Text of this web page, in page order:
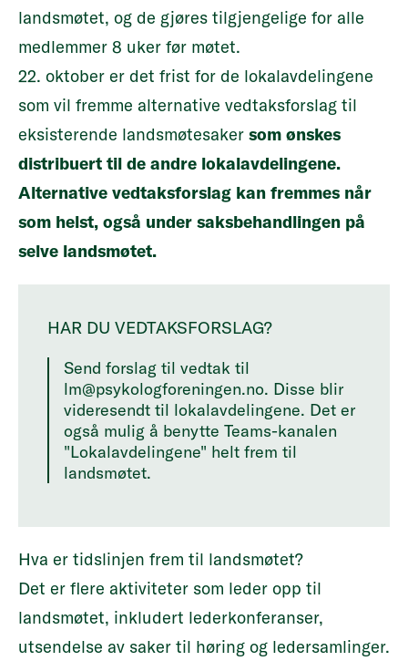
landsmøtet, og de gjøres tilgjengelige for alle
medlemmer 8 uker før møtet.
22. oktober er det frist for de lokalavdelingene
som vil fremme alternative vedtaksforslag til
eksisterende landsmøtesaker som ønskes
distribuert til de andre lokalavdelingene.
Alternative vedtaksforslag kan fremmes når
som helst, også under saksbehandlingen på
selve landsmøtet.
HAR DU VEDTAKSFORSLAG?
Send forslag til vedtak til
lm@psykologforeningen.no. Disse blir
videresendt til lokalavdelingene. Det er
også mulig å benytte Teams-kanalen
"Lokalavdelingene" helt frem til
landsmøtet.
Hva er tidslinjen frem til landsmøtet?
Det er flere aktiviteter som leder opp til
landsmøtet, inkludert lederkonferanser,
utsendelse av saker til høring og ledersamlinger.